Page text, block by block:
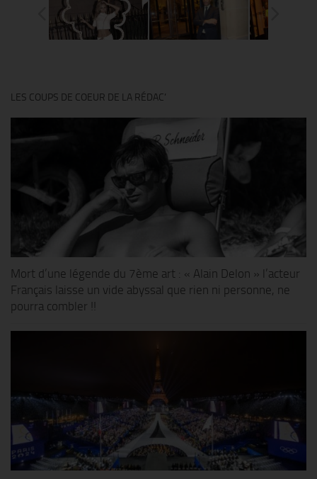
LES COUPS DE COEUR DE LA RÉDAC’
Mort d’une légende du 7ème art : « Alain Delon » l’acteur
Français laisse un vide abyssal que rien ni personne, ne
pourra combler !!